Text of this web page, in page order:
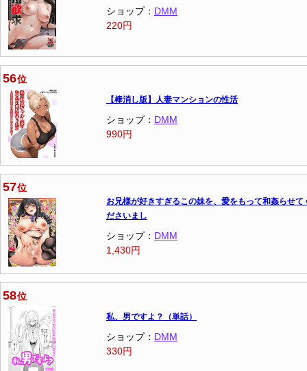
ショップ： DMM
220円
56位
【棒消し版】人妻マンションの性活
ショップ： DMM
990円
57位
お兄様が好きすぎるこの妹を、愛をもって和姦らせて
ださいまし
ショップ： DMM
1,430円
58位
私、男ですよ？（単話）
ショップ： DMM
330円